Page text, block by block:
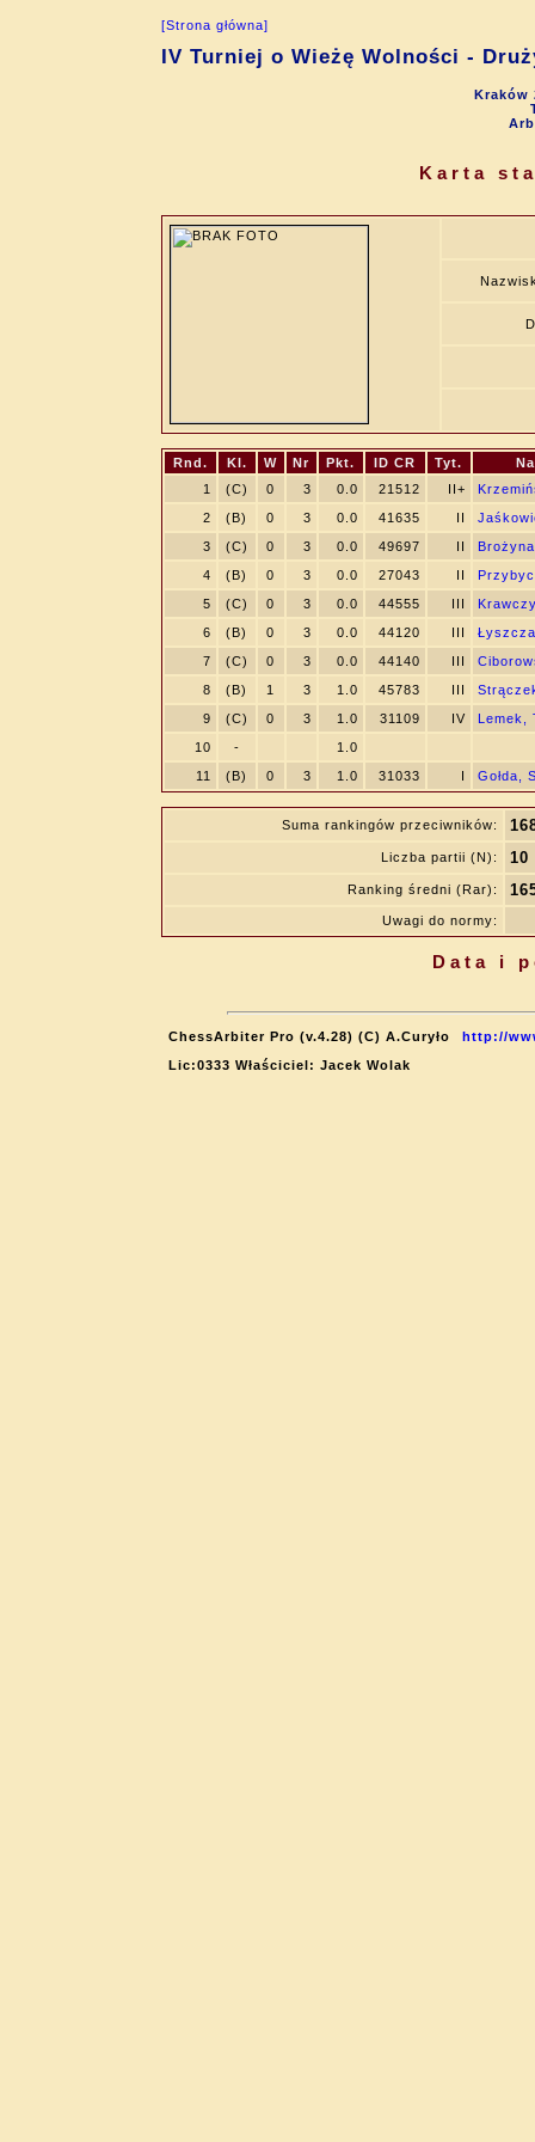
[Strona główna]
IV Turniej o Wieżę Wolności -
Kraków
Karta
Rnd. Kl. W Nr Pkt. ID CR Tyt.
1
(C) 0 3 0.0 21512 II+
2
(B) 0 3 0.0 41635 II
3
(C) 0 3 0.0 49697 II
4
(B) 0 3 0.0 27043 II
5
(C) 0 3 0.0 44555 III
6
(B) 0 3 0.0 44120 III
7
(C) 0 3 0.0 44140 III
8
(B) 1 3 1.0 45783 III
9
(C) 0 3 1.0 31109 IV
Lemek,
10
-
1.0
11
(B) 0 3 1.0 31033 I Gołda,
Suma rankingów przeciwników:
Liczba partii (N): 10
Ranking średni (Rar):
Uwagi do normy:
Data i
ChessArbiter Pro (v.4.28) (C) A.Curyło
http://
Lic:0333 Właściciel: Jacek Wolak